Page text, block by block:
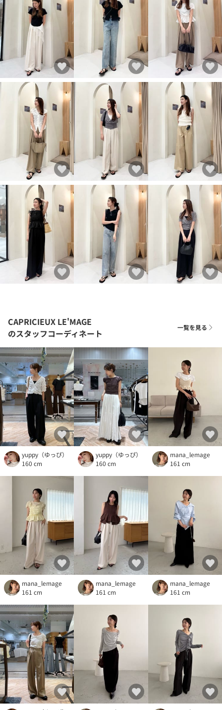
CAPRICIEUX LE'MAGE
のスタッフコーディネート
一覧を見る
yuppy（ゆっぴ）
160 cm
yuppy（ゆっぴ）
160 cm
mana_lemage
161 cm
mana_lemage
161 cm
mana_lemage
161 cm
mana_lemage
161 cm